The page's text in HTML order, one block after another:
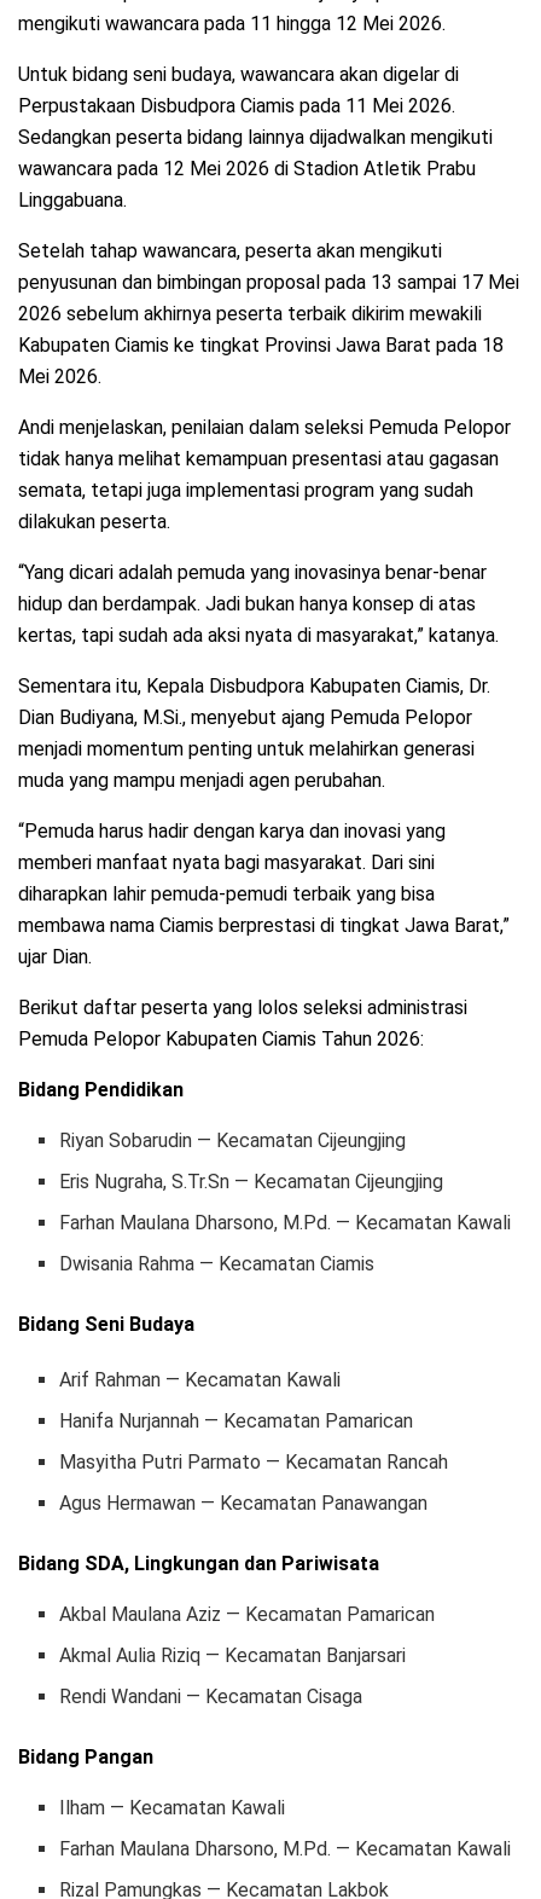
mengikuti wawancara pada 11 hingga 12 Mei 2026.
Untuk bidang seni budaya, wawancara akan digelar di
Perpustakaan Disbudpora Ciamis pada 11 Mei 2026.
Sedangkan peserta bidang lainnya dijadwalkan mengikuti
wawancara pada 12 Mei 2026 di Stadion Atletik Prabu
Linggabuana.
Setelah tahap wawancara, peserta akan mengikuti
penyusunan dan bimbingan proposal pada 13 sampai 17 Mei
2026 sebelum akhirnya peserta terbaik dikirim mewakili
Kabupaten Ciamis ke tingkat Provinsi Jawa Barat pada 18
Mei 2026.
Andi menjelaskan, penilaian dalam seleksi Pemuda Pelopor
tidak hanya melihat kemampuan presentasi atau gagasan
semata, tetapi juga implementasi program yang sudah
dilakukan peserta.
“Yang dicari adalah pemuda yang inovasinya benar-benar
hidup dan berdampak. Jadi bukan hanya konsep di atas
kertas, tapi sudah ada aksi nyata di masyarakat,” katanya.
Sementara itu, Kepala Disbudpora Kabupaten Ciamis, Dr.
Dian Budiyana, M.Si., menyebut ajang Pemuda Pelopor
menjadi momentum penting untuk melahirkan generasi
muda yang mampu menjadi agen perubahan.
“Pemuda harus hadir dengan karya dan inovasi yang
memberi manfaat nyata bagi masyarakat. Dari sini
diharapkan lahir pemuda-pemudi terbaik yang bisa
membawa nama Ciamis berprestasi di tingkat Jawa Barat,”
ujar Dian.
Berikut daftar peserta yang lolos seleksi administrasi
Pemuda Pelopor Kabupaten Ciamis Tahun 2026:
Bidang Pendidikan
Riyan Sobarudin — Kecamatan Cijeungjing
Eris Nugraha, S.Tr.Sn — Kecamatan Cijeungjing
Farhan Maulana Dharsono, M.Pd. — Kecamatan Kawali
Dwisania Rahma — Kecamatan Ciamis
Bidang Seni Budaya
Arif Rahman — Kecamatan Kawali
Hanifa Nurjannah — Kecamatan Pamarican
Masyitha Putri Parmato — Kecamatan Rancah
Agus Hermawan — Kecamatan Panawangan
Bidang SDA, Lingkungan dan Pariwisata
Akbal Maulana Aziz — Kecamatan Pamarican
Akmal Aulia Riziq — Kecamatan Banjarsari
Rendi Wandani — Kecamatan Cisaga
Bidang Pangan
Ilham — Kecamatan Kawali
Farhan Maulana Dharsono, M.Pd. — Kecamatan Kawali
Rizal Pamungkas — Kecamatan Lakbok